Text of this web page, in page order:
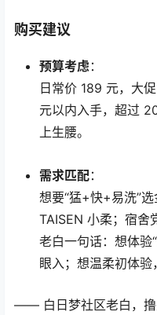
购买建议
预算考虑 ：
日常价 189 元，大
元以内入手，超过
上生腰。
需求匹配：
想要“猛+快+易洗”
TAISEN 小柔；宿舍
老白一句话：想体验
眼入；想温柔初体验
—— 白日梦社区老白，撸